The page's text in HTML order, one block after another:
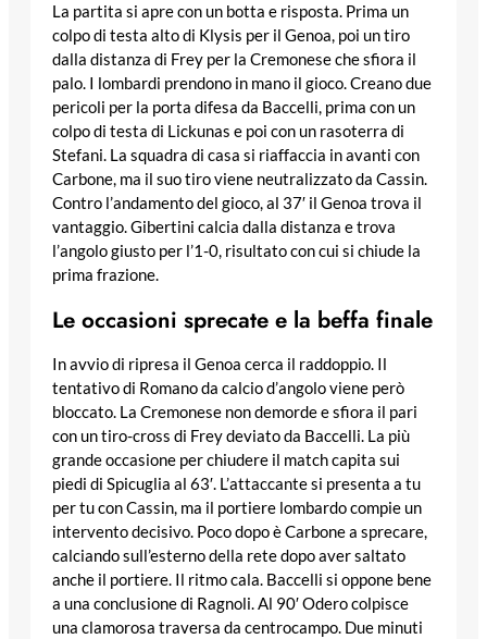
La partita si apre con un botta e risposta. Prima un
colpo di testa alto di Klysis per il Genoa, poi un tiro
dalla distanza di Frey per la Cremonese che sfiora il
palo. I lombardi prendono in mano il gioco. Creano due
pericoli per la porta difesa da Baccelli, prima con un
colpo di testa di Lickunas e poi con un rasoterra di
Stefani. La squadra di casa si riaffaccia in avanti con
Carbone, ma il suo tiro viene neutralizzato da Cassin.
Contro l’andamento del gioco, al 37′ il Genoa trova il
vantaggio. Gibertini calcia dalla distanza e trova
l’angolo giusto per l’1-0, risultato con cui si chiude la
prima frazione.
Le occasioni sprecate e la beffa finale
In avvio di ripresa il Genoa cerca il raddoppio. Il
tentativo di Romano da calcio d’angolo viene però
bloccato. La Cremonese non demorde e sfiora il pari
con un tiro-cross di Frey deviato da Baccelli. La più
grande occasione per chiudere il match capita sui
piedi di Spicuglia al 63′. L’attaccante si presenta a tu
per tu con Cassin, ma il portiere lombardo compie un
intervento decisivo. Poco dopo è Carbone a sprecare,
calciando sull’esterno della rete dopo aver saltato
anche il portiere. Il ritmo cala. Baccelli si oppone bene
a una conclusione di Ragnoli. Al 90′ Odero colpisce
una clamorosa traversa da centrocampo. Due minuti